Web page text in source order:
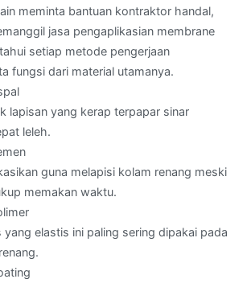
meminta bantuan kontraktor handal,
jasa pengaplikasian membrane
setiap metode pengerjaan
fungsi dari material utamanya.
lapisan yang kerap terpapar sinar
leleh.
guna melapisi kolam renang meski
memakan waktu.
yang elastis ini paling sering dipakai pada